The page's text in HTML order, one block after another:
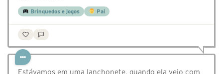
Brinquedos e jogos Pai
Estávamos em uma lanchonete, quando ela veio com